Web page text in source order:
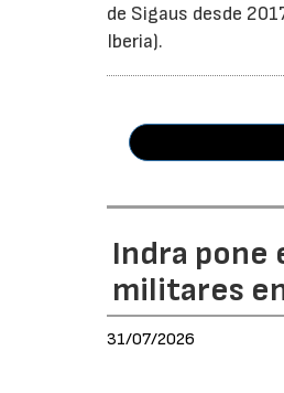
de Sigaus desde
Iberia).
Indra pone
militares
31/07/2026